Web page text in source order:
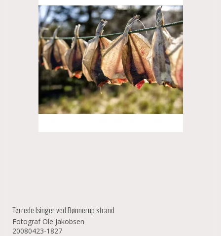
Tørrede Isinger ved Bønnerup strand
Fotograf Ole Jakobsen
20080423-1827